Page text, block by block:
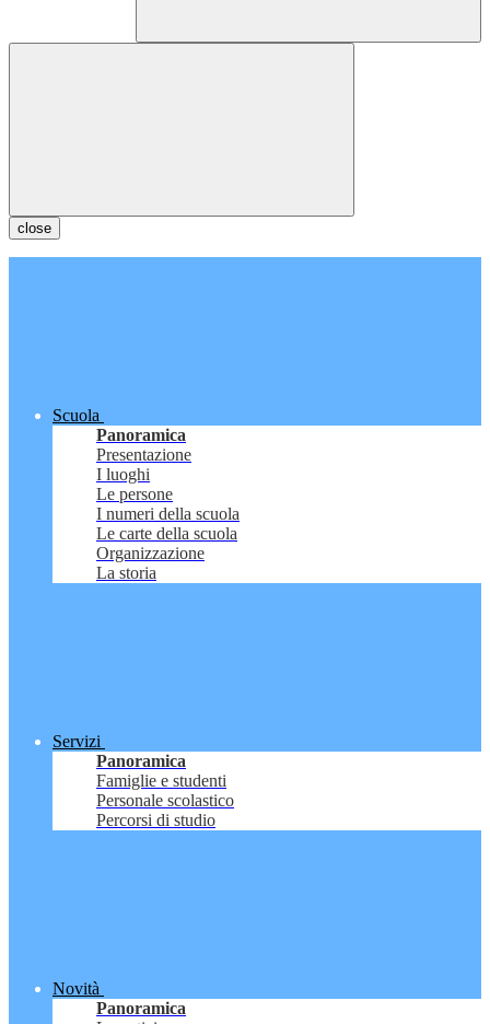
close
Scuola
Panoramica
Presentazione
I luoghi
Le persone
I numeri della scuola
Le carte della scuola
Organizzazione
La storia
Servizi
Panoramica
Famiglie e studenti
Personale scolastico
Percorsi di studio
Novità
Panoramica